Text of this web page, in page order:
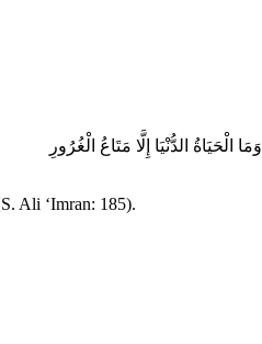
وَمَا الْحَيَاةُ الدُّنْيَا إِلَّا مَتَاعُ الْغُرُورِ
Ali ‘Imran: 185).